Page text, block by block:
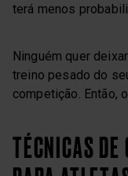
terá menos
Ninguém quer
treino pesado do
competição. Então,
TÉCNICAS DE